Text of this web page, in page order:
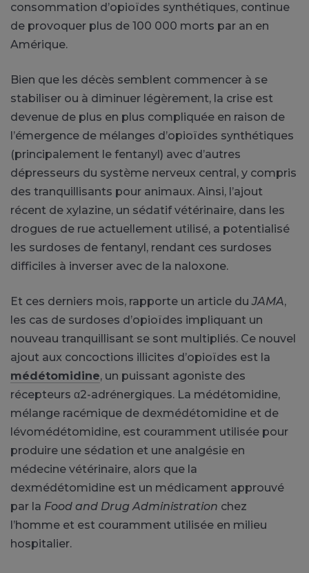
consommation d’opioïdes synthétiques, continue
de provoquer plus de 100 000 morts par an en
Amérique.
Bien que les décès semblent commencer à se
stabiliser ou à diminuer légèrement, la crise est
devenue de plus en plus compliquée en raison de
l’émergence de mélanges d’opioïdes synthétiques
(principalement le fentanyl) avec d’autres
dépresseurs du système nerveux central, y compris
des tranquillisants pour animaux. Ainsi, l’ajout
récent de xylazine, un sédatif vétérinaire, dans les
drogues de rue actuellement utilisé, a potentialisé
les surdoses de fentanyl, rendant ces surdoses
difficiles à inverser avec de la naloxone.
Et ces derniers mois, rapporte un article duJAMA,
les cas de surdoses d’opioïdes impliquant un
nouveau tranquillisant se sont multipliés. Ce nouvel
ajout aux concoctions illicites d’opioïdes est la
médétomidine, un puissant agoniste des
récepteurs α2-adrénergiques. La médétomidine,
mélange racémique de dexmédétomidine et de
lévomédétomidine, est couramment utilisée pour
produire une sédation et une analgésie en
médecine vétérinaire, alors que la
dexmédétomidine est un médicament approuvé
par la Food and Drug Administration chez
l’homme et est couramment utilisée en milieu
hospitalier.